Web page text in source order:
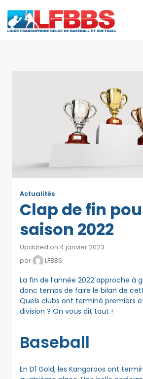
Actualités
Clap de fin
saison 2022
Updated on 4 janvier 2023
par
LFBBS
La fin de l’année 2022 approche à
donc temps de faire le bilan de
Quels clubs ont terminé premiers
division ? On vous dit tout !
Baseball
En D1 Gold, les Kangaroos ont